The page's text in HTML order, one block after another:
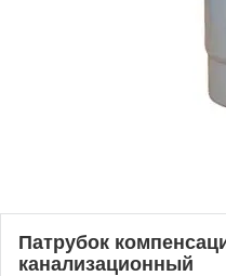
Патрубок
канализационный